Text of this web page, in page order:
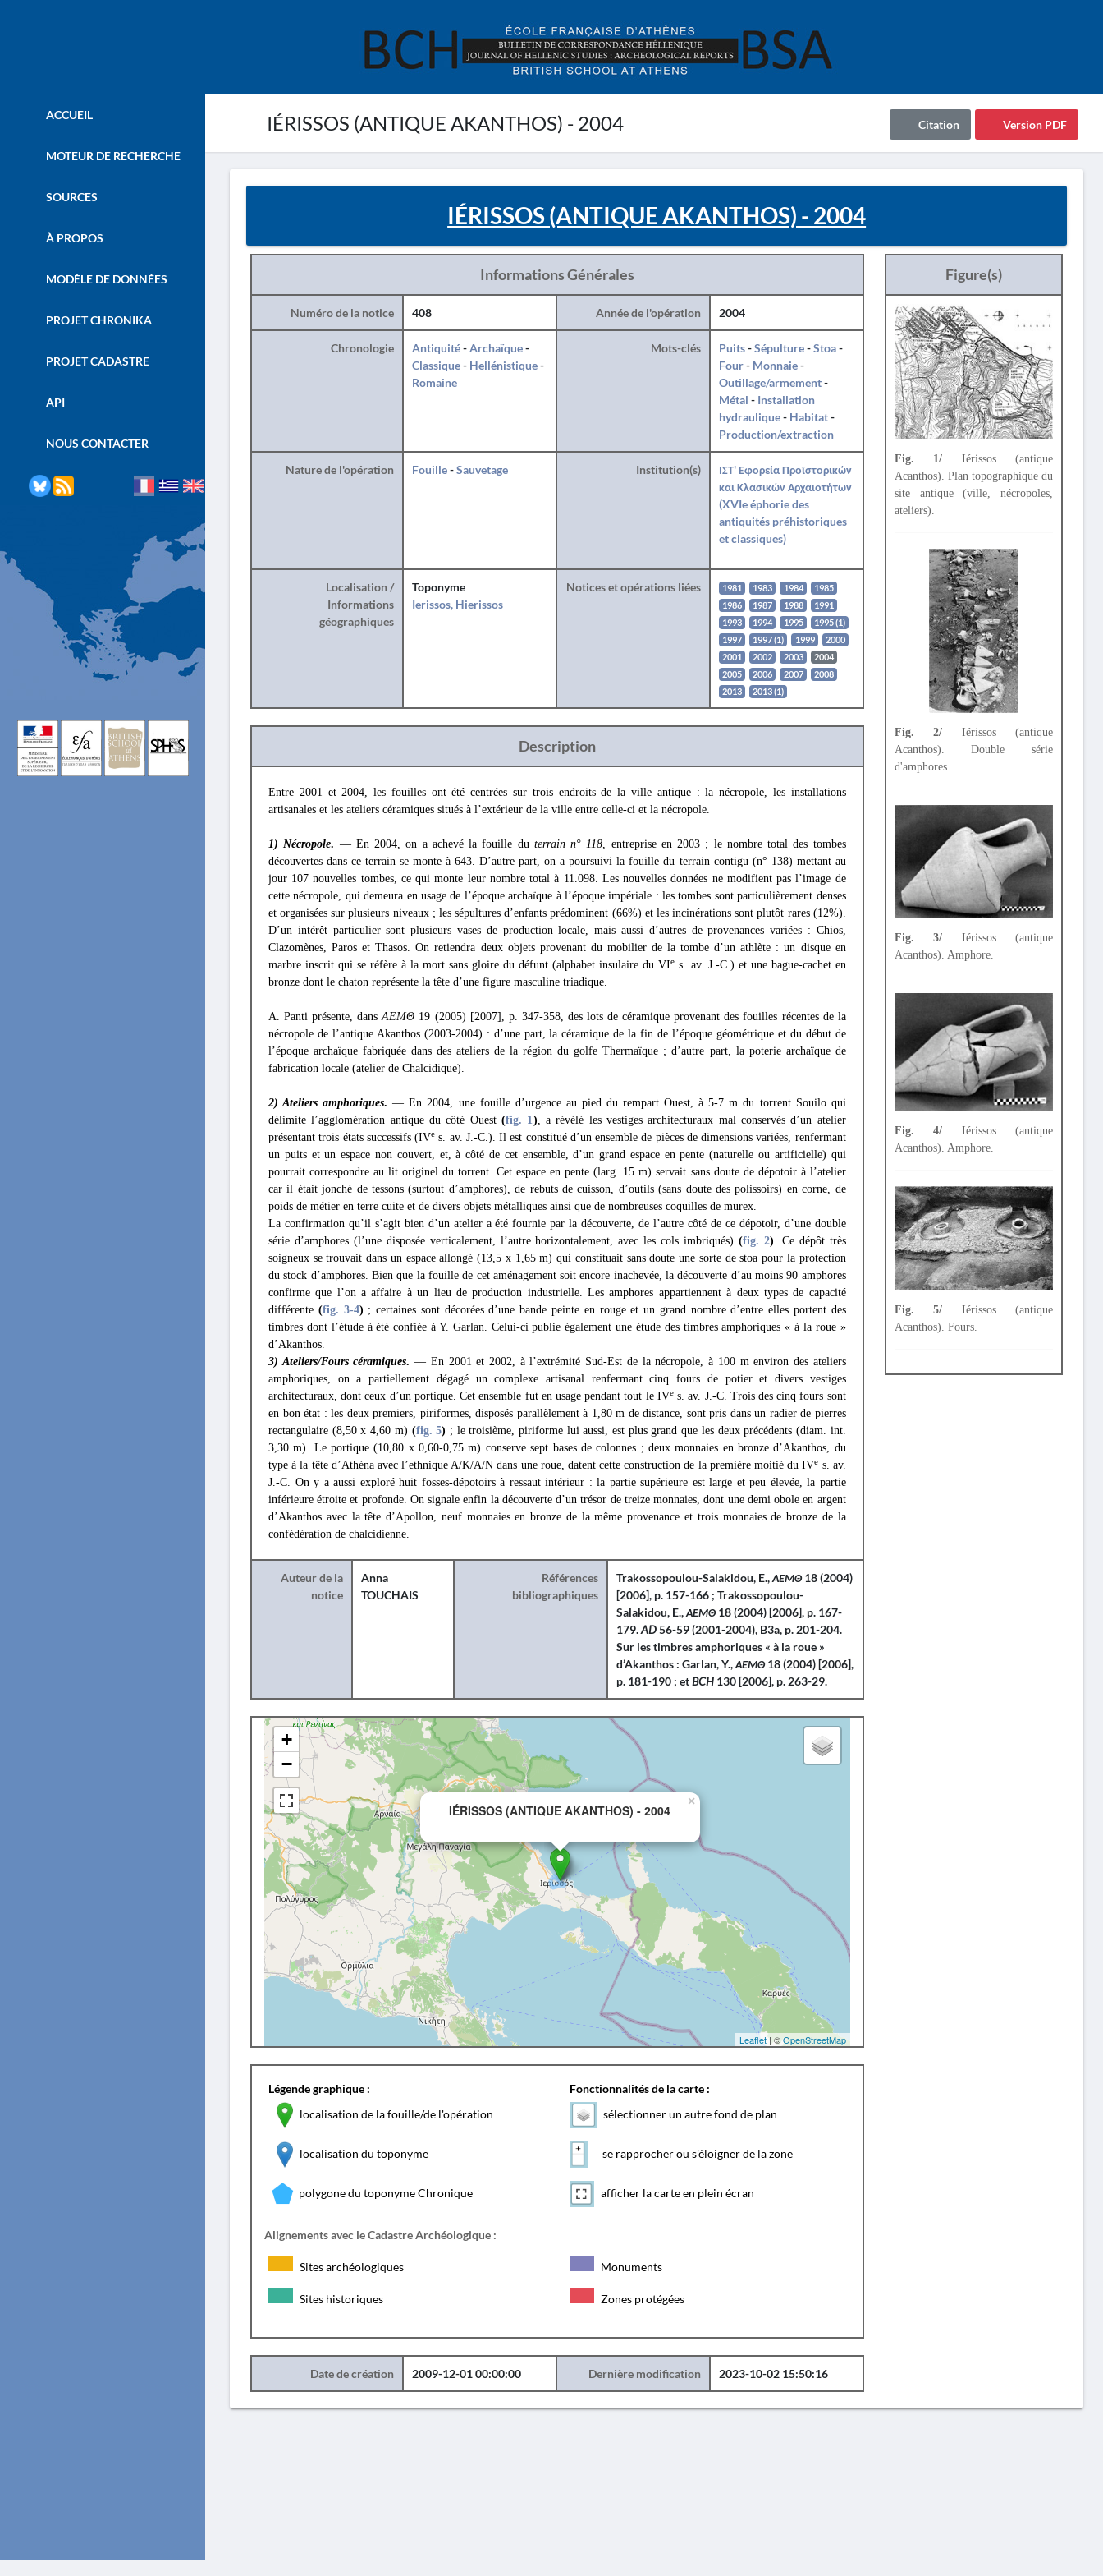
IÉRISSOS (ANTIQUE AKANTHOS) - 2004 Version PDF
Citation
ACCUEIL
MOTEUR DE RECHERCHE
SOURCES
À PROPOS
MODÈLE DE DONNÉES
PROJET CHRONIKA
PROJET CADASTRE
API
NOUS CONTACTER
IÉRISSOS (ANTIQUE AKANTHOS) - 2004
Informations Générales
Numéro de la notice 408 Année de l'opération 2004
Chronologie Antiquité-Archaïque-
Classique- Hellénistique-
Romaine
Mots-clés Puits-Sépulture-Stoa-
Four- Monnaie-
Outillage/armement-
Métal - Installation
hydraulique- Habitat-
Production/extraction
Nature de l'opération Fouille-Sauvetage Institution(s)
ΙΣΤ' Εφορεία Προϊστορικών
και Κλασικών Αρχαιοτήτων
(XVIe éphorie des
antiquités préhistoriques
et classiques)
Localisation /
Informations
géographiques
Toponyme
Ierissos, Hierissos
Notices et opérations liées 1981 1983 1984
1985
1986
1987 1988
1991
1993
1994 1995
1995 (1)
1997
1997 (1) 1999
2000
2001
2002 2003
2004
2005
2006 2007
2008
2013
2013 (1)
Description
Entre 2001 et 2004, les fouilles ont été centrées sur trois endroits de la ville antique : la nécropole, les installations
artisanales et les ateliers céramiques situés à l’extérieur de la ville entre celle-ci et la nécropole.
1) Nécropole. — En 2004, on a achevé la fouille du terrain n° 118, entreprise en 2003 ; le nombre total des tombes
découvertes dans ce terrain se monte à 643. D’autre part, on a poursuivi la fouille du terrain contigu (n° 138) mettant au
jour 107 nouvelles tombes, ce qui monte leur nombre total à 11.098. Les nouvelles données ne modifient pas l’image de
cette nécropole, qui demeura en usage de l’époque archaïque à l’époque impériale : les tombes sont particulièrement denses
et organisées sur plusieurs niveaux ; les sépultures d’enfants prédominent (66%) et les incinérations sont plutôt rares (12%).
D’un intérêt particulier sont plusieurs vases de production locale, mais aussi d’autres de provenances variées : Chios,
Clazomènes, Paros et Thasos. On retiendra deux objets provenant du mobilier de la tombe d’un athlète : un disque en
marbre inscrit qui se réfère à la mort sans gloire du défunt (alphabet insulaire du VIe s. av. J.-C.) et une bague-cachet en
bronze dont le chaton représente la tête d’une figure masculine triadique.
A. Panti présente, dansΑΕΜΘ 19 (2005) [2007], p. 347-358, des lots de céramique provenant des fouilles récentes de la
nécropole de l’antique Akanthos (2003-2004) : d’une part, la céramique de la fin de l’époque géométrique et du début de
l’époque archaïque fabriquée dans des ateliers de la région du golfe Thermaïque ; d’autre part, la poterie archaïque de
fabrication locale (atelier de Chalcidique).
2) Ateliers amphoriques.— En 2004, une fouille d’urgence au pied du rempart Ouest, à 5-7 m du torrent Souilo qui
délimite l’agglomération antique du côté Ouest(fig. 1), a révélé les vestiges architecturaux mal conservés d’un atelier
présentant trois états successifs (IVe s. av. J.-C.). Il est constitué d’un ensemble de pièces de dimensions variées, renfermant
un puits et un espace non couvert, et, à côté de cet ensemble, d’un grand espace en pente (naturelle ou artificielle) qui
pourrait correspondre au lit originel du torrent. Cet espace en pente (larg. 15 m) servait sans doute de dépotoir à l’atelier
car il était jonché de tessons (surtout d’amphores), de rebuts de cuisson, d’outils (sans doute des polissoirs) en corne, de
poids de métier en terre cuite et de divers objets métalliques ainsi que de nombreuses coquilles de murex.
La confirmation qu’il s’agit bien d’un atelier a été fournie par la découverte, de l’autre côté de ce dépotoir, d’une double
série d’amphores (l’une disposée verticalement, l’autre horizontalement, avec les cols imbriqués)(fig. 2). Ce dépôt très
soigneux se trouvait dans un espace allongé (13,5 x 1,65 m) qui constituait sans doute une sorte de stoa pour la protection
du stock d’amphores. Bien que la fouille de cet aménagement soit encore inachevée, la découverte d’au moins 90 amphores
confirme que l’on a affaire à un lieu de production industrielle. Les amphores appartiennent à deux types de capacité
différente (fig. 3-4) ; certaines sont décorées d’une bande peinte en rouge et un grand nombre d’entre elles portent des
timbres dont l’étude à été confiée à Y. Garlan. Celui-ci publie également une étude des timbres amphoriques « à la roue »
d’Akanthos.
3) Ateliers/Fours céramiques. — En 2001 et 2002, à l’extrémité Sud-Est de la nécropole, à 100 m environ des ateliers
amphoriques, on a partiellement dégagé un complexe artisanal renfermant cinq fours de potier et divers vestiges
architecturaux, dont ceux d’un portique. Cet ensemble fut en usage pendant tout le IVes. av. J.-C. Trois des cinq fours sont
en bon état : les deux premiers, piriformes, disposés parallèlement à 1,80 m de distance, sont pris dans un radier de pierres
rectangulaire (8,50 x 4,60 m) (fig. 5) ; le troisième, piriforme lui aussi, est plus grand que les deux précédents (diam. int.
3,30 m). Le portique (10,80 x 0,60-0,75 m) conserve sept bases de colonnes ; deux monnaies en bronze d’Akanthos, du
type à la tête d’Athéna avec l’ethnique A/K/A/N dans une roue, datent cette construction de la première moitié du IVe s. av.
J.-C. On y a aussi exploré huit fosses-dépotoirs à ressaut intérieur : la partie supérieure est large et peu élevée, la partie
inférieure étroite et profonde. On signale enfin la découverte d’un trésor de treize monnaies, dont une demi obole en argent
d’Akanthos avec la tête d’Apollon, neuf monnaies en bronze de la même provenance et trois monnaies de bronze de la
confédération de chalcidienne.
Auteur de la
notice
Anna
TOUCHAIS
Références
bibliographiques
Trakossopoulou-Salakidou, E.,ΑΕΜΘ18 (2004)
[2006], p. 157-166 ; Trakossopoulou-
Salakidou, E.,ΑΕΜΘ18 (2004) [2006], p. 167-
179.AD56-59 (2001-2004), B3a, p. 201-204.
Sur les timbres amphoriques « à la roue »
d’Akanthos : Garlan, Y.,ΑΕΜΘ18 (2004) [2006],
p. 181-190 ; etBCH 130 [2006], p. 263-29.
IÉRISSOS (ANTIQUE AKANTHOS) - 2004
×
+
−
Leaflet| ©OpenStreetMap
Légende graphique :
localisation de la fouille/de l'opération
localisation du toponyme
polygone du toponyme Chronique
Fonctionnalités de la carte :
sélectionner un autre fond de plan
se rapprocher ou s'éloigner de la zone
afficher la carte en plein écran
Alignements avec le Cadastre Archéologique :
Sites archéologiques Monuments
Sites historiques Zones protégées
Date de création 2009-12-01 00:00:00 Dernière modification 2023-10-02 15:50:16
Figure(s)
Fig. 1/ Iérissos (antique
Acanthos). Plan topographique du
site antique (ville, nécropoles,
ateliers).
Fig. 2/ Iérissos (antique
Acanthos). Double série
d'amphores.
Fig. 3/ Iérissos (antique
Acanthos). Amphore.
Fig. 4/ Iérissos (antique
Acanthos). Amphore.
Fig. 5/ Iérissos (antique
Acanthos). Fours.